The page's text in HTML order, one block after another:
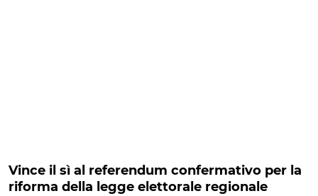
Vince il sì al referendum confermativo per la
riforma della legge elettorale regionale